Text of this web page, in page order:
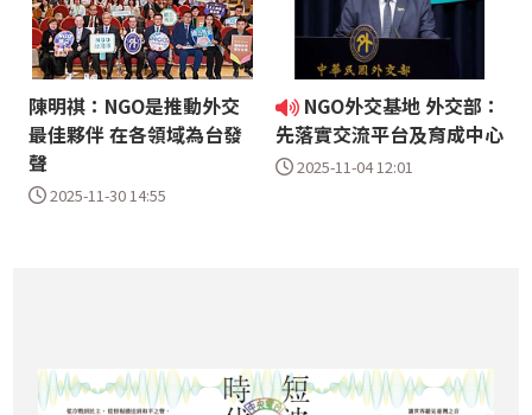
陳明祺：NGO是推動外交
最佳夥伴 在各領域為台發
聲
2025-11-30 14:55
NGO外交基地 外交部：
先落實交流平台及育成中心
2025-11-04 12:01